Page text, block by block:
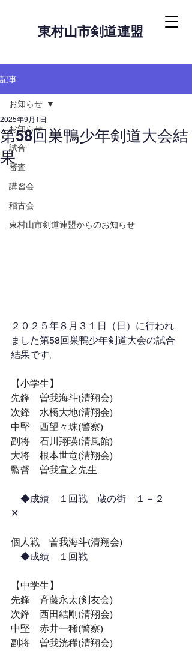
東村山市剣道連盟
記事
お知らせ
試合
審査
講習会
稽古会
東村山市剣道連盟からのお知らせ
お知らせ
第58回巣鴨少年剣道大会結
果
2025年9月1日
２０２５年８月３１日（日）に行われ
ました第58回巣鴨少年剣道大会の試合
結果です。
【小学生】
先鋒　曽我海斗(清翔会)
次鋒　水橋大地(清翔会)
中堅　西望々珠(警察)
副将　石川翔瑛(清風館)
大将　根本世竜(清翔会)
監督　曽我宣之先生
◆成績
１回戦　蔵の街　１－２
✕
個人戦　曽我海斗(清翔会)
◆成績
１回戦
【中学生】
先鋒　斉藤永太(剣友会)
次鋒　西田結剛(清翔会)
中堅　赤井一稀(警察)
副将　曽我洸稀(清翔会)